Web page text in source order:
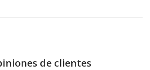
de clientes